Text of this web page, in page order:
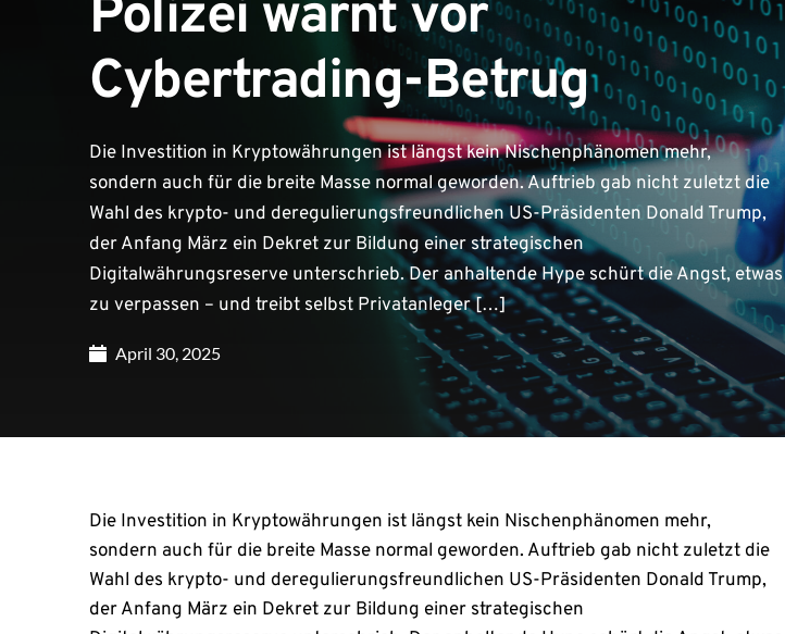
Polizei warnt vor
Cybertrading-Betrug
Die Investition in Kryptowährungen ist längst kein Nischenphänomen mehr,
sondern auch für die breite Masse normal geworden. Auftrieb gab nicht zuletzt die
Wahl des krypto- und deregulierungsfreundlichen US-Präsidenten Donald Trump,
der Anfang März ein Dekret zur Bildung einer strategischen
Digitalwährungsreserve unterschrieb. Der anhaltende Hype schürt die Angst, etwas
zu verpassen – und treibt selbst Privatanleger […]
April 30, 2025
Die Investition in Kryptowährungen ist längst kein Nischenphänomen mehr,
sondern auch für die breite Masse normal geworden. Auftrieb gab nicht zuletzt die
Wahl des krypto- und deregulierungsfreundlichen US-Präsidenten Donald Trump,
der Anfang März ein Dekret zur Bildung einer strategischen